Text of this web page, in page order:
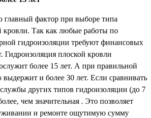
фактор при выборе типа
кровли. Так как любые работы по
гидроизоляции требуют финансовых
Гидроизоляция плоской кровли
более 15 лет. А при правильной
выдержит и более 30 лет. Если сравнивать
других типов гидроизоляции (до 7
чем значительная . Это позволяет
и ремонте ощутимую сумму